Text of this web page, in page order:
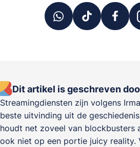
Dit artikel is geschreven
Streamingdiensten zijn volgens
beste uitvinding uit de
houdt net zoveel van blockbusters
ook niet op een portie juicy reality.